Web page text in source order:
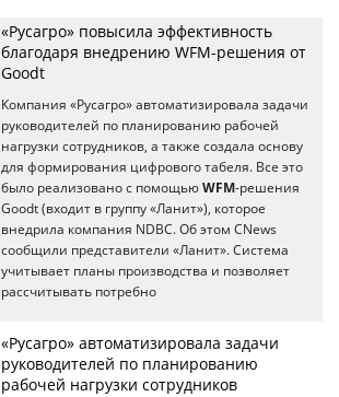
«Русагро» повысила эффективность
благодаря внедрению WFM-решения от
Goodt
Компания «Русагро» автоматизировала задачи
руководителей по планированию рабочей
нагрузки сотрудников, а также создала основу
для формирования цифрового табеля. Все это
было реализовано с помощью WFM-решения
Goodt (входит в группу «Ланит»), которое
внедрила компания NDBC. Об этом CNews
сообщили представители «Ланит». Система
учитывает планы производства и позволяет
рассчитывать потребно
«Русагро» автоматизировала задачи
руководителей по планированию
рабочей нагрузки сотрудников